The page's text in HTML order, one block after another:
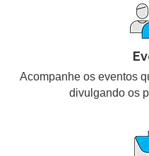
Acompanhe os eventos
divulgando os